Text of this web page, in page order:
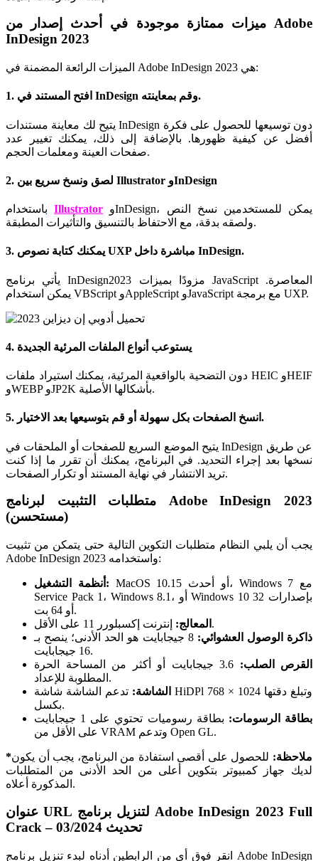
ميزات ممتازة موجودة في أحدث إصدار من Adobe
InDesign 2023
الميزات الرائعة المضمنة في Adobe InDesign 2023 هي:
1. افتح المستند في InDesign وقم بمعاينته.
يتيح لك معاينة مستندات InDesign دون توسيعها للحصول على فكرة
أفضل عن كيفية ظهورها. بالإضافة إلى ذلك، يمكنك تغيير عدد
صفحات العينة ومعلمات الحجم.
2. لصق ونسخ سريع بين Illustrator وInDesign
باستخدامIllustrator
ولصقه بدقة، مع الاحتفاظ بالتنسيق والتأثيرات المطبقة.
3. يمكنك كتابة نصوص UXP مباشرة داخل InDesign.
يأتي برنامج InDesign2023 مزودًا بميزات JavaScript المعاصرة.
يمكن استخدام VBScript وAppleScript وJavaScript مع برمجة UXP.
4. يستوعب أنواع الملفات المرئية الجديدة
دون التضحية بالواقعية المرئية، يمكنك استيراد ملفات HEIC وHEIF
وWEBP وJP2K بأشكالها الأصلية.
5. انسخ الصفحات بكل سهولة أو قم بتوسيعها بعد الاختيار.
يتيح الموضع السريع للصفحات أو الملحقات في InDesign عن طريق
نسخها بعد إجراء التحديد. في البرنامج، يمكنك أن تقرر ما إذا كنت
تريد الانتشار في نهاية المستند أو تكرار الصفحات.
متطلبات التثبيت لبرنامج Adobe InDesign 2023
(مستحسن)
يجب أن يلبي النظام متطلبات التكوين التالية حتى يتمكن من تثبيت
Adobe InDesign 2023 واستخدامه:
أنظمة التشغيل: MacOS 10.15 أو أحدث، Windows 7 مع
Service Pack 1، Windows 8.1، أو Windows 10 بإصدارات 32
أو 64 بت.
المعالج: إنترنت إكسبلورر 11 على الأقل.
ذاكرة الوصول العشوائي:
8 جيجابايت هو الحد الأدنى؛ ينصح بـ
16 جيجابايت.
القرص الصلب:
3.6 جيجابايت أو أكثر من المساحة الحرة
المطلوبة للإعداد.
الشاشة: تدعم الشاشة شاشة HiDPl وتبلغ دقتها 1024 × 768
بكسل.
بطاقة الرسومات:
بطاقة رسوميات تحتوي على 1 جيجابايت
على الأقل من VRAM وتدعم Open GL.
*ملاحظة: للحصول على أقصى استفادة من البرنامج، يجب أن يكون
لديك جهاز كمبيوتر بتكوين أعلى من الحد الأدنى من المتطلبات
المذكورة أعلاه.
عنوان URL لتنزيل برنامج Adobe InDesign 2023 Full
Crack – تحديث 03/2024
انقر فوق أي من الرابطين أدناه لبدء تنزيل برنامج Adobe InDesign